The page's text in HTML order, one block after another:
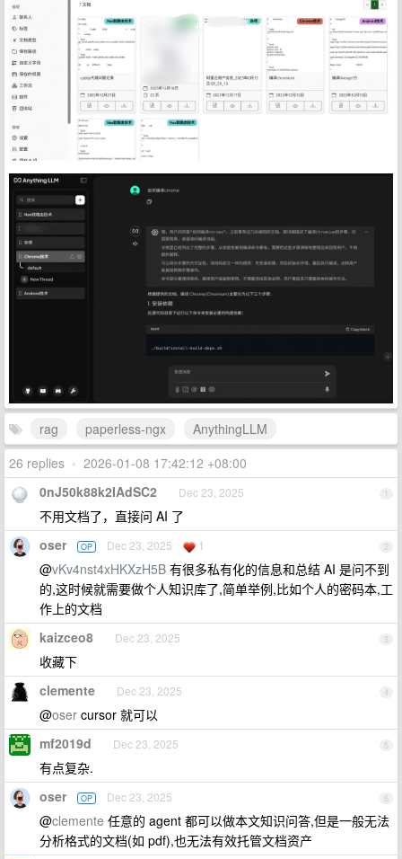
rag paperless-ngx
AnythingLLM
26 replies • 2026-01-08 17:42:12 +08:00
1
0nJ50k88k2IAdSC2 Dec 23, 2025
不用文档了，直接问 AI 了
2
oser OP Dec 23, 2025 1
@vKv4nst4xHKXzH5B 有很多私有化的信息和总结 AI 是问不到
的,这时候就需要做个人知识库了,简单举例,比如个人的密码本,工
作上的文档
3
kaizceo8 Dec 23, 2025
收藏下
4
clemente Dec 23, 2025
@oser cursor 就可以
5
mf2019d Dec 23, 2025
有点复杂.
6
oser OP Dec 23, 2025
@clemente 任意的 agent 都可以做本文知识问答,但是一般无法
分析格式的文档(如 pdf),也无法有效托管文档资产